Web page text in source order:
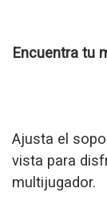
Encuentra tu
Ajusta el
vista para
multijugador.